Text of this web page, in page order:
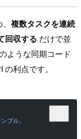
、複数タスクを連続
回収する だけで並
ような同期コード
利点です。
プル。